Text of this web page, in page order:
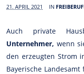
21. APRIL 2021 IN
Auch private
Unternehmer, wenn
den erzeugten Strom
Bayerische